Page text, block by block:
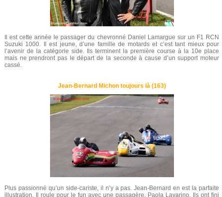
Il est cette année le passager du chevronné Daniel Lamargue sur un F1 RCN
Suzuki 1000. Il est jeune, d’une famille de motards et c’est tant mieux pour
l’avenir de la catégorie side. Ils terminent la première course à la 10e place
mais ne prendront pas le départ de la seconde à cause d’un support moteur
cassé.
Jean-Bernard Michon toujours là (163)
Plus passionné qu’un side-cariste, il n’y a pas. Jean-Bernard en est la parfaite
illustration. Il roule pour le fun avec une passagère, Paola Lavarino. Ils ont fini